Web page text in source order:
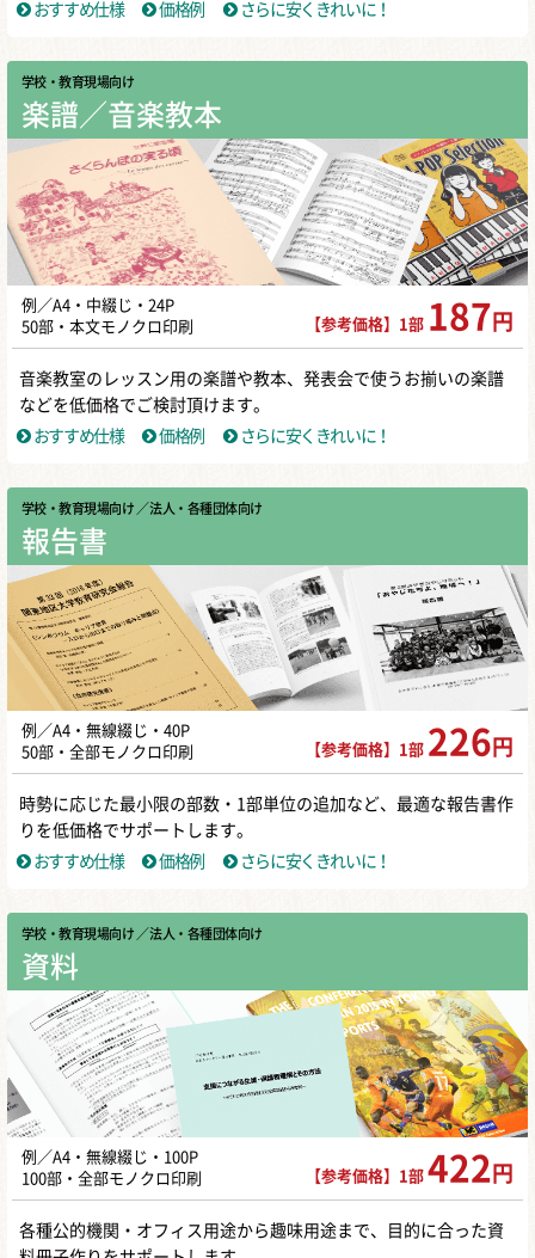
おすすめ仕様
価格例 さらに安くきれいに！
学校・教育現場向け
楽譜／音楽教本
例／A4・中綴じ・24P
50部・本文モノクロ印刷
【参考価格】1部 187 円
音楽教室のレッスン用の楽譜や教本、発表会で使うお揃いの楽譜
などを低価格でご検討頂けます。
おすすめ仕様
価格例 さらに安くきれいに！
学校・教育現場向け ／ 法人・各種団体向け
報告書
例／A4・無線綴じ・40P
50部・全部モノクロ印刷
【参考価格】1部 226 円
時勢に応じた最小限の部数・1部単位の追加など、最適な報告書作
りを低価格でサポートします。
おすすめ仕様
価格例 さらに安くきれいに！
学校・教育現場向け ／ 法人・各種団体向け
資料
例／A4・無線綴じ・100P
100部・全部モノクロ印刷
【参考価格】1部 422 円
各種公的機関・オフィス用途から趣味用途まで、目的に合った資